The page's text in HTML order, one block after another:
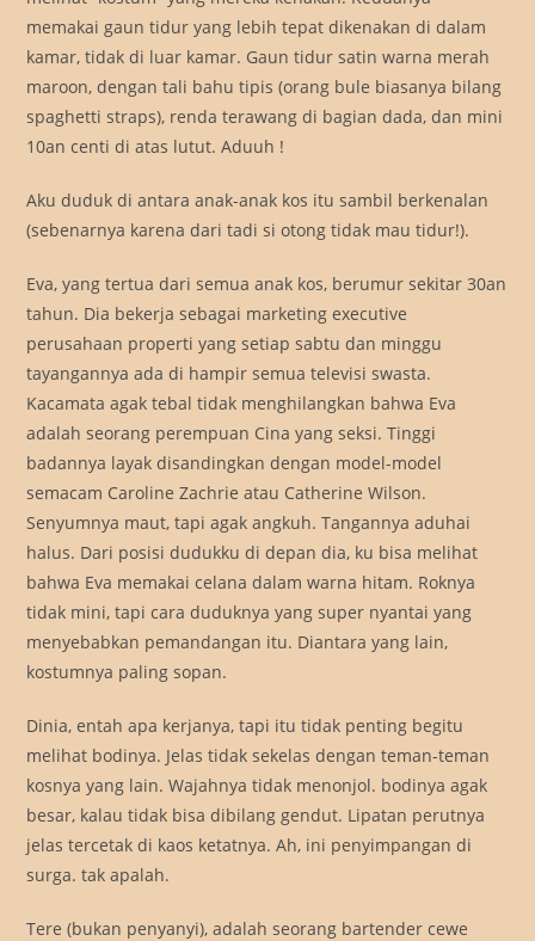
memakai gaun tidur yang lebih tepat dikenakan di dalam
kamar, tidak di luar kamar. Gaun tidur satin warna merah
maroon, dengan tali bahu tipis (orang bule biasanya bilang
spaghetti straps), renda terawang di bagian dada, dan mini
10an centi di atas lutut. Aduuh !
Aku duduk di antara anak-anak kos itu sambil berkenalan
(sebenarnya karena dari tadi si otong tidak mau tidur!).
Eva, yang tertua dari semua anak kos, berumur sekitar 30an
tahun. Dia bekerja sebagai marketing executive
perusahaan properti yang setiap sabtu dan minggu
tayangannya ada di hampir semua televisi swasta.
Kacamata agak tebal tidak menghilangkan bahwa Eva
adalah seorang perempuan Cina yang seksi. Tinggi
badannya layak disandingkan dengan model-model
semacam Caroline Zachrie atau Catherine Wilson.
Senyumnya maut, tapi agak angkuh. Tangannya aduhai
halus. Dari posisi dudukku di depan dia, ku bisa melihat
bahwa Eva memakai celana dalam warna hitam. Roknya
tidak mini, tapi cara duduknya yang super nyantai yang
menyebabkan pemandangan itu. Diantara yang lain,
kostumnya paling sopan.
Dinia, entah apa kerjanya, tapi itu tidak penting begitu
melihat bodinya. Jelas tidak sekelas dengan teman-teman
kosnya yang lain. Wajahnya tidak menonjol. bodinya agak
besar, kalau tidak bisa dibilang gendut. Lipatan perutnya
jelas tercetak di kaos ketatnya. Ah, ini penyimpangan di
surga. tak apalah.
Tere (bukan penyanyi), adalah seorang bartender cewe